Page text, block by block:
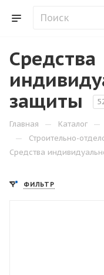
Средства
защиты
Главная — Каталог —
— Строительно-
Средства
ФИЛЬТР